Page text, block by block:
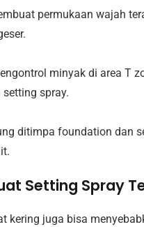
permukaan wajah
minyak di area T
spray.
ditimpa foundation dan
Setting Spray
kering juga bisa